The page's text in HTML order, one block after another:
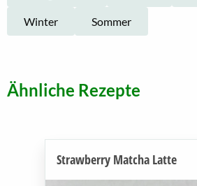
Winter Sommer
Ähnliche Rezepte
Strawberry Matcha Latte